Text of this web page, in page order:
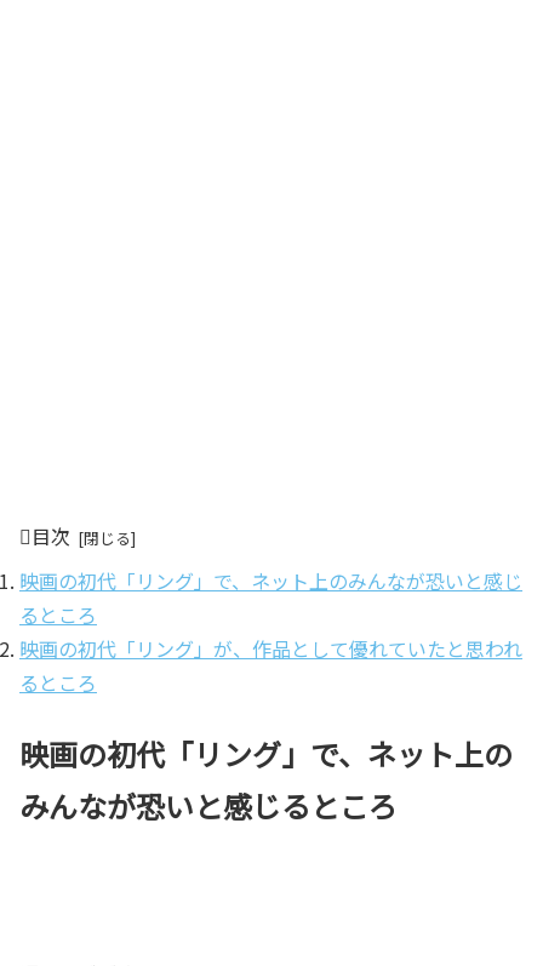
目次
映画の初代「リング」で、ネット上のみんなが恐いと感じ
るところ
映画の初代「リング」が、作品として優れていたと思われ
るところ
映画の初代「リング」で、ネット上の
みんなが恐いと感じるところ